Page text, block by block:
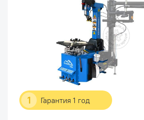
1 Гарантия 1 год